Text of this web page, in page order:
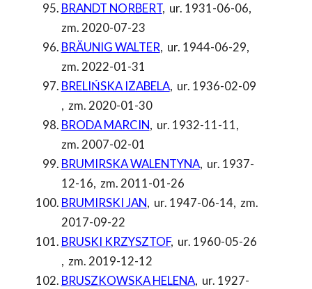
BRANDT NORBERT, ur. 1931-06-06,
zm. 2020-07-23
BRÄUNIG WALTER, ur. 1944-06-29,
zm. 2022-01-31
BRELIŃSKA IZABELA, ur. 1936-02-09
, zm. 2020-01-30
BRODA MARCIN, ur. 1932-11-11,
zm. 2007-02-01
BRUMIRSKA WALENTYNA, ur. 1937-
12-16, zm. 2011-01-26
BRUMIRSKI JAN, ur. 1947-06-14, zm.
2017-09-22
BRUSKI KRZYSZTOF, ur. 1960-05-26
, zm. 2019-12-12
BRUSZKOWSKA HELENA, ur. 1927-